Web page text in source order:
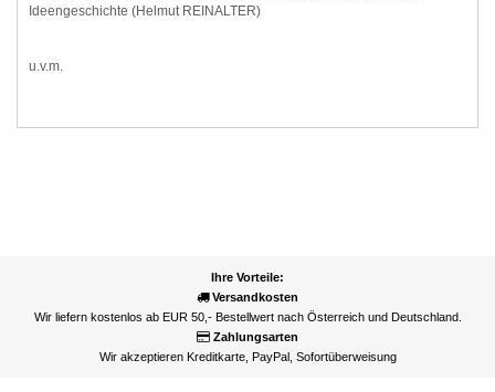
Ideengeschichte (Helmut REINALTER)
u.v.m.
Ihre Vorteile:
Versandkosten
Wir liefern kostenlos ab EUR 50,- Bestellwert nach Österreich und Deutschland.
Zahlungsarten
Wir akzeptieren Kreditkarte, PayPal, Sofortüberweisung